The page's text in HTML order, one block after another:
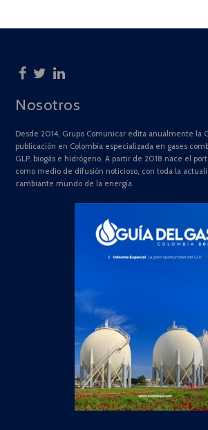
Nosotros
Desde 2014, Grupo Comunicar edita anualmente la
publicación en Colombia especializada en gases
GLP, biogás e hidrógeno. A partir de 2018 nace el
como medio de difusión noticioso, con toda la
cambiante mundo de la energía.